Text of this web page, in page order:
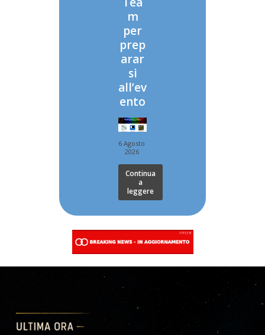
m
per
prep
arar
si
all’ev
ento
6 Agosto
2026
Continua
a
leggere